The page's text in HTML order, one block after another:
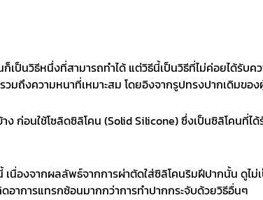
ป็นวิธีหนึ่งที่สามารถทำได้ แต่วิธีนี้เป็นวิธีที่ไม่ค่อยได้รับ
ถึงความหนาที่เหมาะสม โดยอิงจากรูปทรงปากเดิมขอ
ก่อนใช้โซลิดซิลิโคน (Solid Silicone) ซึ่งเป็นซิลิโคนที่ไ
เนื่องจากผลลัพธ์จากการผ่าตัดใส่ซิลิโคนริมฝีปากนั้น ดูไม่
อาการแทรกซ้อนมากกว่าการทำปากกระจับด้วยวิธีอื่นๆ